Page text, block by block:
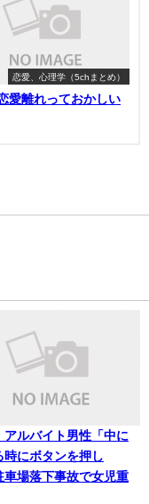
恋愛、心理学（5chまとめ）
愛離れっておかしい
アルバイト男性「中に
時にボタンを押し
場落下事故で女児重